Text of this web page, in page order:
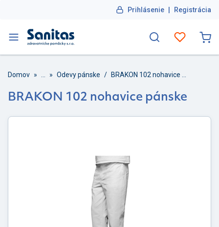
Prihlásenie | Registrácia
Domov » » Odevy pánske /
BRAKON 102 nohavice pánske